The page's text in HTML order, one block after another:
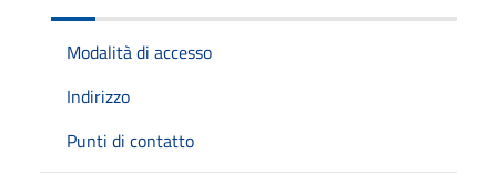
Modalità di accesso
Indirizzo
Punti di contatto